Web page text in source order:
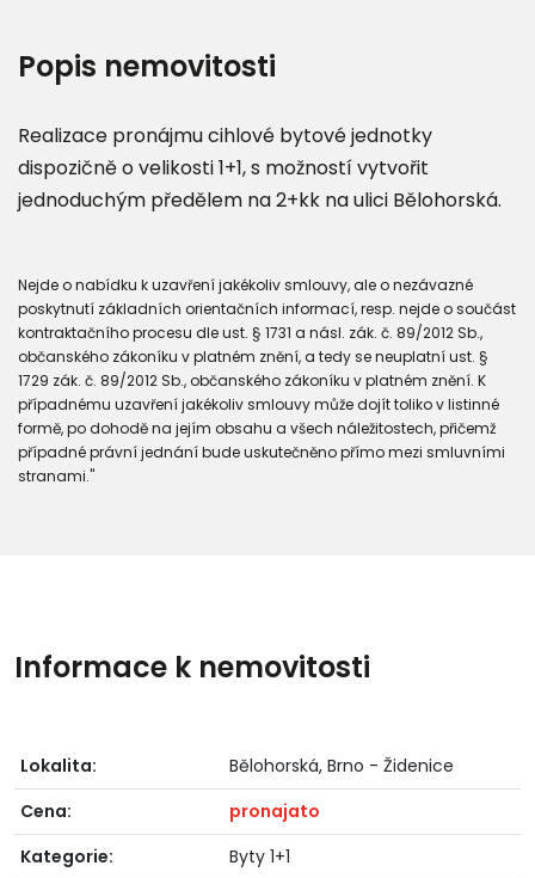
Popis nemovitosti
Realizace pronájmu cihlové bytové jednotky
dispozičně o velikosti 1+1, s možností vytvořit
jednoduchým předělem na 2+kk na ulici Bělohorská.
Nejde o nabídku k uzavření jakékoliv smlouvy, ale o nezávazné
poskytnutí základních orientačních informací, resp. nejde o součást
kontraktačního procesu dle ust. § 1731 a násl. zák. č. 89/2012 Sb.,
občanského zákoníku v platném znění, a tedy se neuplatní ust. §
1729 zák. č. 89/2012 Sb., občanského zákoníku v platném znění. K
případnému uzavření jakékoliv smlouvy může dojít toliko v listinné
formě, po dohodě na jejím obsahu a všech náležitostech, přičemž
případné právní jednání bude uskutečněno přímo mezi smluvními
stranami."
Informace k nemovitosti
Lokalita:
Bělohorská, Brno - Židenice
Cena:
pronajato
Kategorie:
Byty 1+1